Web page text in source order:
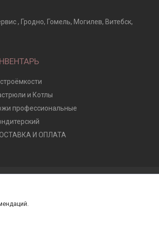
, Гродно, Гомель, Могилев, Витебск,
и Котлы
профессиональные
И ОПЛАТА